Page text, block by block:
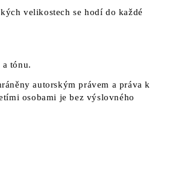
velikostech se hodí do každé
tónu.
autorským právem a práva k
osobami je bez výslovného